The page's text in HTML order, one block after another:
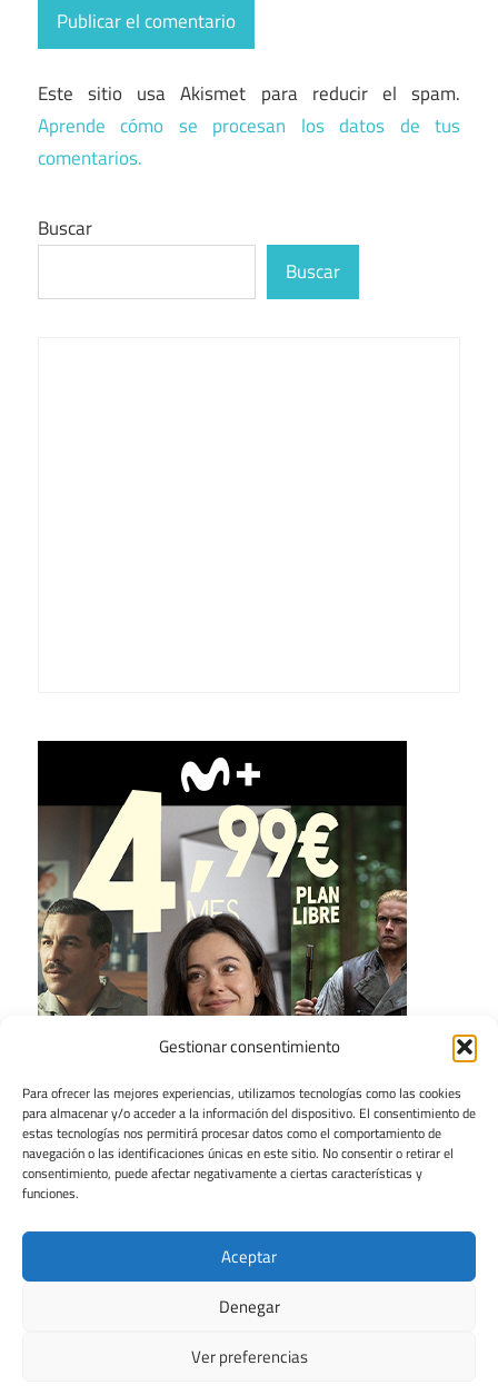
Gestionar consentimiento
Para ofrecer las mejores experiencias, utilizamos tecnologías como las cookies
para almacenar y/o acceder a la información del dispositivo. El consentimiento de
estas tecnologías nos permitirá procesar datos como el comportamiento de
navegación o las identificaciones únicas en este sitio. No consentir o retirar el
consentimiento, puede afectar negativamente a ciertas características y
funciones.
Aceptar
Denegar
Ver preferencias
Este sitio usa Akismet para reducir el spam.
Aprende cómo se procesan los datos de tus
comentarios.
Buscar
Buscar